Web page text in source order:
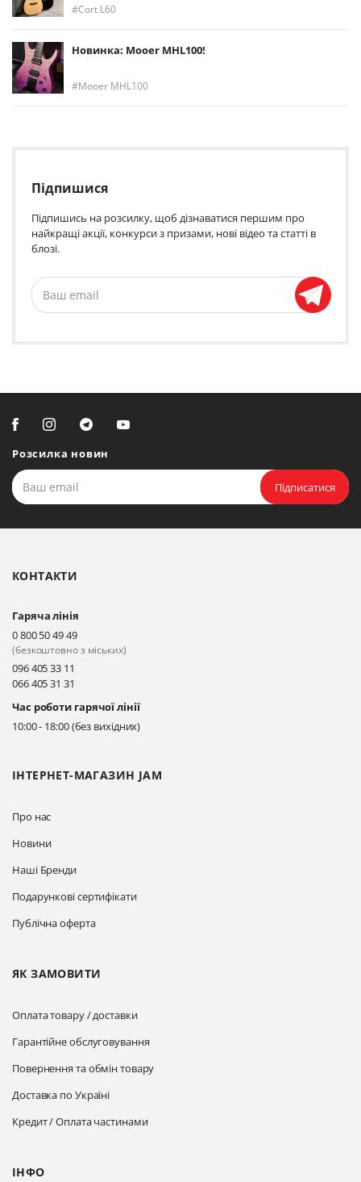
Cort L60
Новинка: Mooer MHL100!
Mooer MHL100
Підпишися
Підпишись на розсилку, щоб дізнаватися першим про
найкращі акції, конкурси з призами, нові відео та статті в
блозі.
Розсилка новин
Підписатися
ІНТЕРНЕТ-МАГАЗИН JAM
Про нас
Новини
Наші Бренди
Подарункові сертифікати
Публічна оферта
ЯК ЗАМОВИТИ
Оплата товару / доставки
Гарантійне обслуговування
Повернення та обмін товару
Доставка по Україні
Кредит / Оплата частинами
ІНФО
КОНТАКТИ
Гаряча лінія
0 800 50 49 49
(безкоштовно з міських)
096 405 33 11
066 405 31 31
Час роботи гарячої лінії
10:00 - 18:00 (без вихідних)